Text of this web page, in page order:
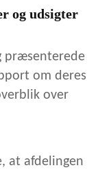
og udsigter
præsenterede
om deres
over
at afdelingen